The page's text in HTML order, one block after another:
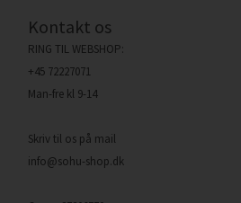
Kontakt os
RING TIL WEBSHOP:
+45 72227071
Man-fre kl 9-14
Skriv til os på mail
info@sohu-shop.dk